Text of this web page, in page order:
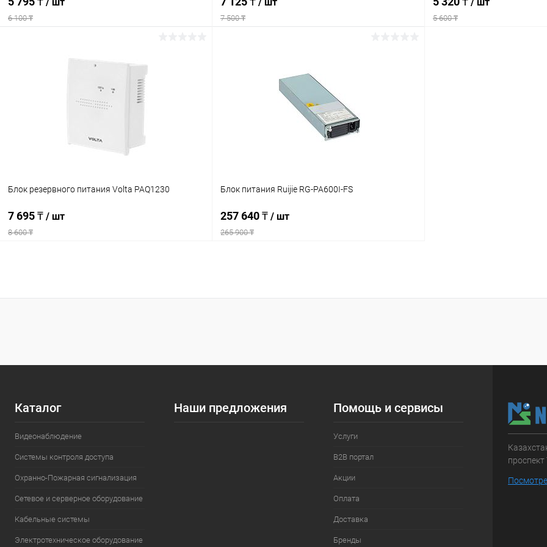
6 100 ₸
Сравнение
Недоступно
7 500 ₸
Купить в 1 клик
Недоступно
5 600 ₸
Блок резервного питания Volta PAQ1230
7 695 ₸ / шт
8 600 ₸
Купить в 1 клик Сравнение
Блок питания Ruijie RG-PA600I-FS
257 640 ₸ / шт
265 900 ₸
Купить в 1 клик Сравнение
Каталог
Видеонаблюдение
Системы контроля доступа
Охранно-Пожарная сигнализация
Сетевое и серверное оборудование
Кабельные системы
Электротехническое оборудование
Наши предложения Помощь и сервисы
Услуги
B2B портал
Акции
Оплата
Доставка
Бренды